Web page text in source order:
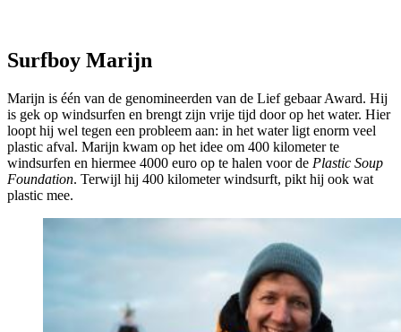
Surfboy Marijn
Marijn is één van de genomineerden van de Lief gebaar Award. Hij
is gek op windsurfen en brengt zijn vrije tijd door op het water. Hier
loopt hij wel tegen een probleem aan: in het water ligt enorm veel
plastic afval. Marijn kwam op het idee om 400 kilometer te
windsurfen en hiermee 4000 euro op te halen voor de Plastic Soup
Foundation. Terwijl hij 400 kilometer windsurft, pikt hij ook wat
plastic mee.